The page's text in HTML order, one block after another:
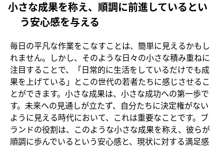
小さな成果を称え、順調に前進しているとい
う安心感を与える
毎日の平凡な作業をこなすことは、簡単に見えるかもし
れません。しかし、そのような日々の小さな積み重ねに
注目することで、「日常的に生活をしているだけでも成
果を上げている」とこの世代の若者たちに感じさせるこ
とができます。小さな成果は、小さな成功への第一歩で
す。未来への見通しが立たず、自分たちに決定権がない
ように見える時代において、これは重要なことです。ブ
ランドの役割は、このような小さな成果を称え、彼らが
順調に歩んでいるという安心感と、現状に対する満足感